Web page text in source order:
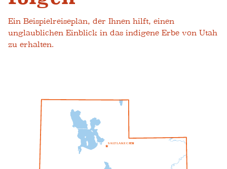
Ein Beispielreiseplan, der Ihnen hilft, einen
unglaublichen Einblick in das indigene Erbe von Utah
zu erhalten.
SALTLAKECICH
TY